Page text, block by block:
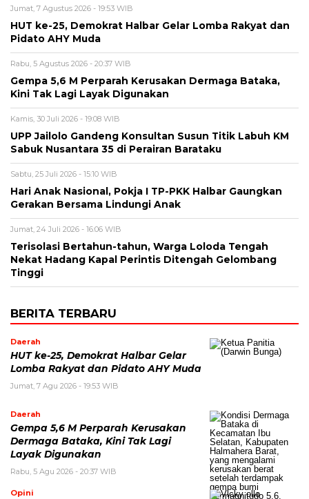
Jumat, 7 Agustus 2026 - 19:53 WIB
HUT ke-25, Demokrat Halbar Gelar Lomba Rakyat dan
Pidato AHY Muda
Rabu, 5 Agustus 2026 - 20:37 WIB
Gempa 5,6 M Perparah Kerusakan Dermaga Bataka,
Kini Tak Lagi Layak Digunakan
Kamis, 30 Juli 2026 - 19:08 WIB
UPP Jailolo Gandeng Konsultan Susun Titik Labuh KM
Sabuk Nusantara 35 di Perairan Barataku
Sabtu, 25 Juli 2026 - 15:10 WIB
Hari Anak Nasional, Pokja I TP-PKK Halbar Gaungkan
Gerakan Bersama Lindungi Anak
Jumat, 24 Juli 2026 - 16:06 WIB
Terisolasi Bertahun-tahun, Warga Loloda Tengah
Nekat Hadang Kapal Perintis Ditengah Gelombang
Tinggi
BERITA TERBARU
Daerah
HUT ke-25, Demokrat Halbar Gelar
Lomba Rakyat dan Pidato AHY Muda
Jumat, 7 Agu 2026 - 19:53 WIB
Daerah
Gempa 5,6 M Perparah Kerusakan
Dermaga Bataka, Kini Tak Lagi
Layak Digunakan
Rabu, 5 Agu 2026 - 20:37 WIB
Opini